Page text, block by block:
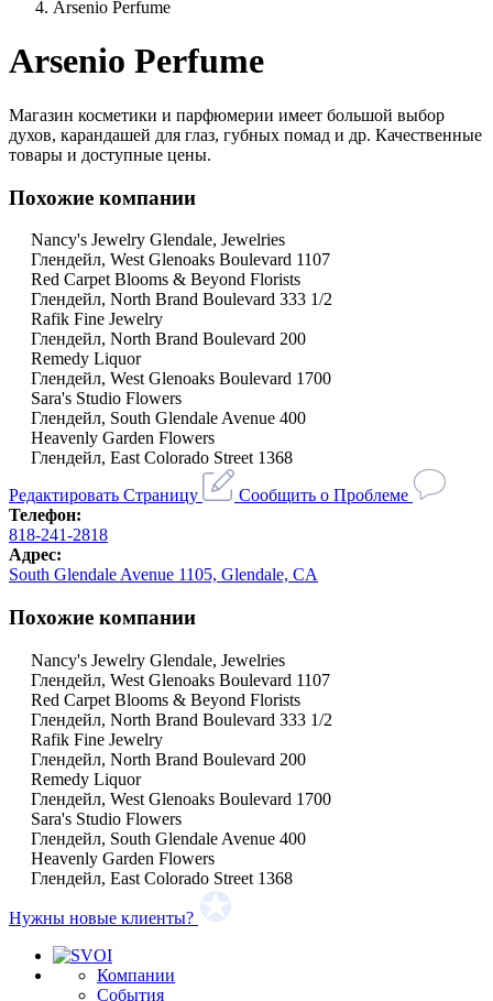
Arsenio Perfume
Arsenio Perfume
Магазин косметики и парфюмерии имеет большой выбор
духов, карандашей для глаз, губных помад и др. Качественные
товары и доступные цены.
Похожие компании
Nancy's Jewelry Glendale, Jewelries
Глендейл, West Glenoaks Boulevard 1107
Red Carpet Blooms & Beyond Florists
Глендейл, North Brand Boulevard 333 1/2
Rafik Fine Jewelry
Глендейл, North Brand Boulevard 200
Remedy Liquor
Глендейл, West Glenoaks Boulevard 1700
Sara's Studio Flowers
Глендейл, South Glendale Avenue 400
Heavenly Garden Flowers
Глендейл, East Colorado Street 1368
Редактировать Страницу
Сообщить о Проблеме
Телефон:
818-241-2818
Адрес:
South Glendale Avenue 1105, Glendale, CA
Похожие компании
Nancy's Jewelry Glendale, Jewelries
Глендейл, West Glenoaks Boulevard 1107
Red Carpet Blooms & Beyond Florists
Глендейл, North Brand Boulevard 333 1/2
Rafik Fine Jewelry
Глендейл, North Brand Boulevard 200
Remedy Liquor
Глендейл, West Glenoaks Boulevard 1700
Sara's Studio Flowers
Глендейл, South Glendale Avenue 400
Heavenly Garden Flowers
Глендейл, East Colorado Street 1368
Нужны новые клиенты?
Компании
События